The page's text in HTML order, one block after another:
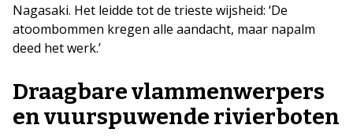
Nagasaki. Het leidde tot de trieste wijsheid: ‘De
atoombommen kregen alle aandacht, maar napalm
deed het werk.’
Draagbare vlammenwerpers
en vuurspuwende rivierboten